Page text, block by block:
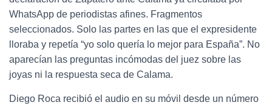
WhatsApp de periodistas afines. Fragmentos
seleccionados. Solo las partes en las que el expresidente
lloraba y repetía “yo solo quería lo mejor para España”. No
aparecían las preguntas incómodas del juez sobre las
joyas ni la respuesta seca de Calama.
Diego Roca recibió el audio en su móvil desde un número